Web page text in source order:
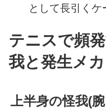
として長引くケ
テニスで頻
我と発生メ
上半身の怪我(